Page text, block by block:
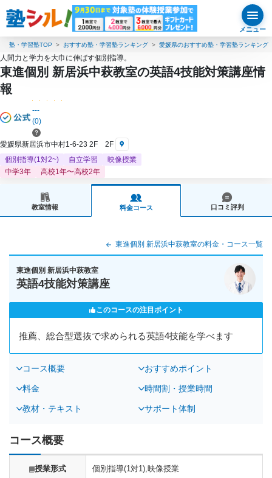
メニュー
塾・学習塾TOP おすすめ塾・学習塾ランキング 愛媛県のおすすめ塾・学習塾ランキング
人間力と学力を大巾に伸ばす個別指導。
東進個別 新居浜中萩教室の英語4技能対策講座情
報
---
(0)
愛媛県新居浜市中村1-6-23 2F 2F
個別指導(1対2~)
自立学習
映像授業
中学3年
高校1年〜高校2年
教室情報 料金コース 口コミ評判
東進個別 新居浜中萩教室の料金・コース一覧
東進個別 新居浜中萩教室
英語4技能対策講座
このコースの注目ポイント
推薦、総合型選抜で求められる英語4技能を学べます
コース概要 おすすめポイント
料金 時間割・授業時間
教材・テキスト サポート体制
コース概要
授業形式 個別指導(1対1),映像授業